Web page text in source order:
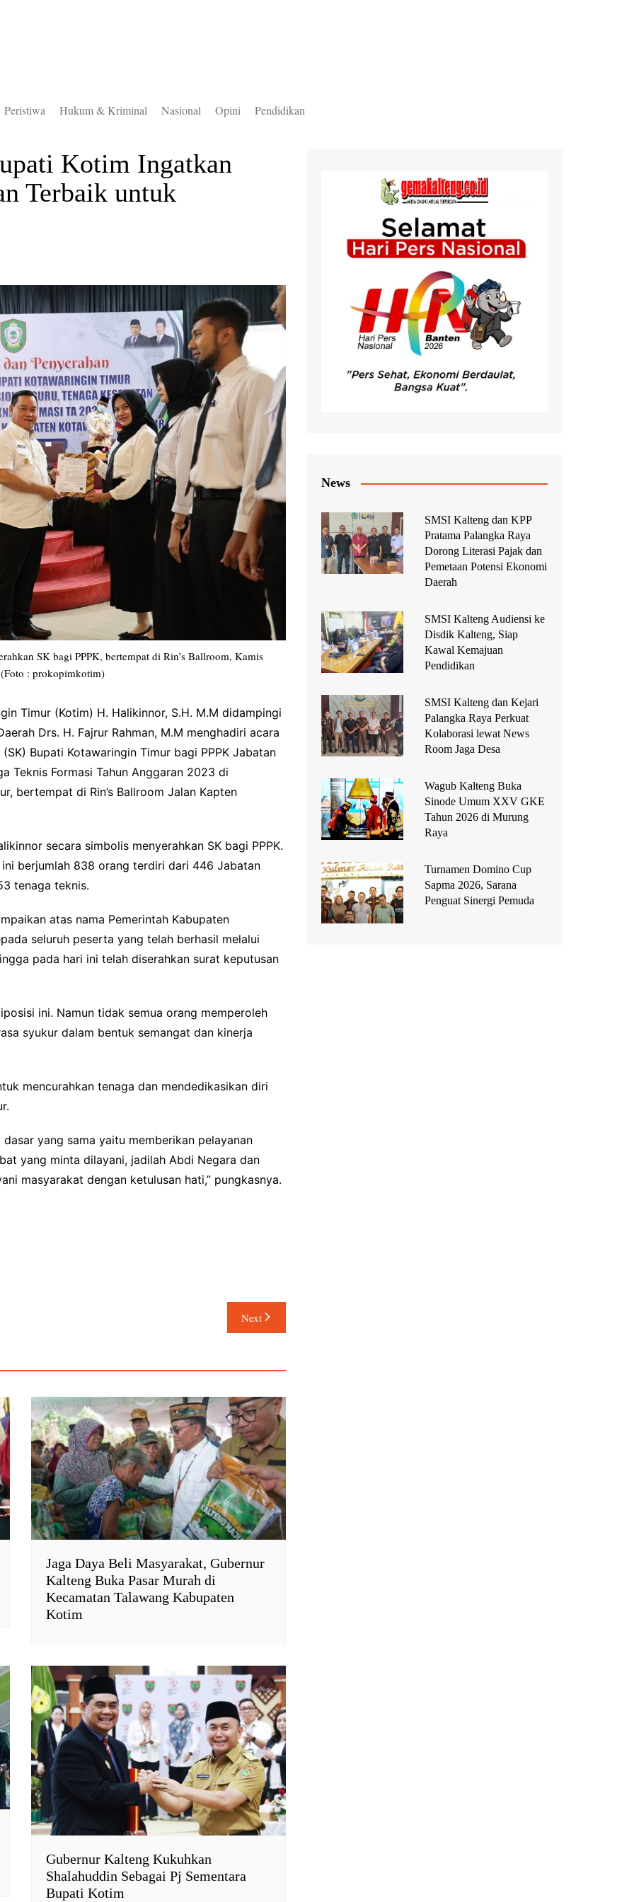
Timur
Utara
Barat
Timur
Raya
Raya
Pisau
Peristiwa Hukum & Kriminal Nasional Opini Pendidikan
Kotim Ingatkan
Terbaik untuk
SK bagi PPPK, bertempat di Rin’s Ballroom, Kamis
: prokopimkotim)
Timur (Kotim) H. Halikinnor, S.H. M.M didampingi
Drs. H. Fajrur Rahman, M.M menghadiri acara
Bupati Kotawaringin Timur bagi PPPK Jabatan
Teknis Formasi Tahun Anggaran 2023 di
bertempat di Rin’s Ballroom Jalan Kapten
secara simbolis menyerahkan SK bagi PPPK.
berjumlah 838 orang terdiri dari 446 Jabatan
tenaga teknis.
atas nama Pemerintah Kabupaten
seluruh peserta yang telah berhasil melalui
pada hari ini telah diserahkan surat keputusan
ini. Namun tidak semua orang memperoleh
syukur dalam bentuk semangat dan kinerja
mencurahkan tenaga dan mendedikasikan diri
yang sama yaitu memberikan pelayanan
yang minta dilayani, jadilah Abdi Negara dan
masyarakat dengan ketulusan hati,” pungkasnya.
Next
Jaga Daya Beli Masyarakat, Gubernur
Kalteng Buka Pasar Murah di
Kecamatan Talawang Kabupaten
Kotim
Gubernur Kalteng Kukuhkan
Shalahuddin Sebagai Pj Sementara
Bupati Kotim
News
SMSI Kalteng dan KPP
Pratama Palangka Raya
Dorong Literasi Pajak dan
Pemetaan Potensi Ekonomi
Daerah
SMSI Kalteng Audiensi ke
Disdik Kalteng, Siap
Kawal Kemajuan
Pendidikan
SMSI Kalteng dan Kejari
Palangka Raya Perkuat
Kolaborasi lewat News
Room Jaga Desa
Wagub Kalteng Buka
Sinode Umum XXV GKE
Tahun 2026 di Murung
Raya
Turnamen Domino Cup
Sapma 2026, Sarana
Penguat Sinergi Pemuda